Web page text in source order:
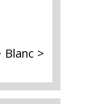
Blanc